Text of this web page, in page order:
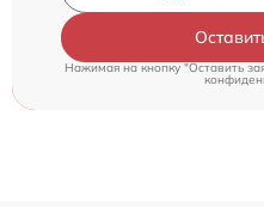
Нажимая на кнопку "Оставить